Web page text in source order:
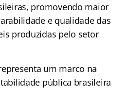
promovendo maior
e qualidade das
produzidas pelo setor
um marco na
pública brasileira